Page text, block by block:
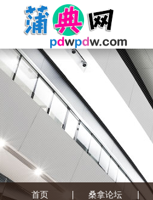
首页 桑拿论坛